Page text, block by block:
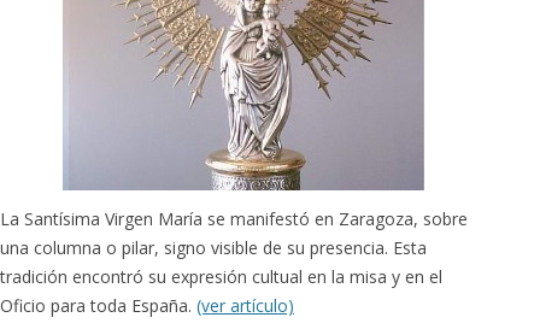
La Santísima Virgen María se manifestó en Zaragoza, sobre
una columna o pilar, signo visible de su presencia. Esta
tradición encontró su expresión cultual en la misa y en el
Oficio para toda España. (ver artículo)